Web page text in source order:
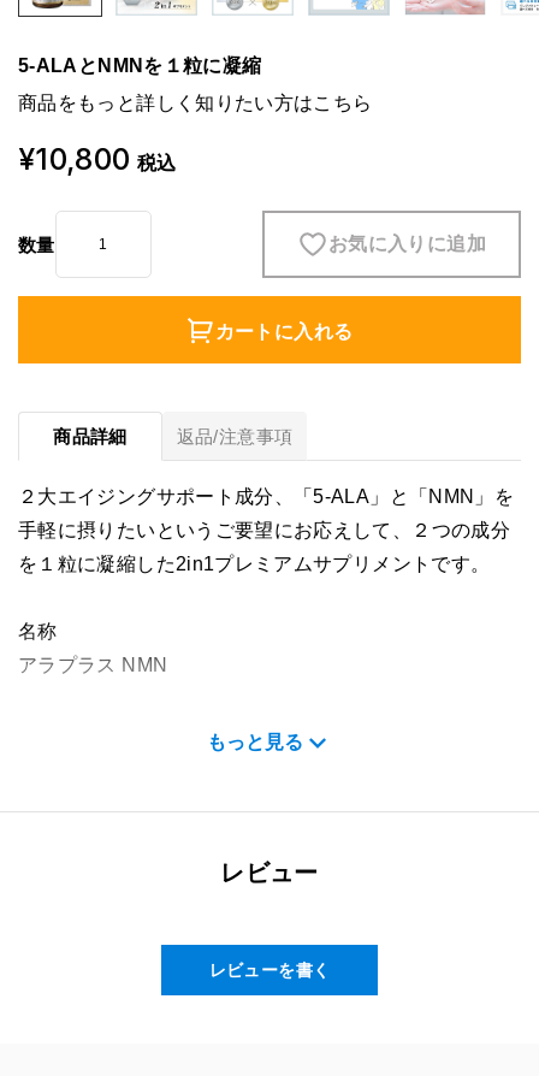
5-ALAとNMNを１粒に凝縮
商品をもっと詳しく知りたい方はこちら
¥10,800 税込
数量 お気に入りに追加
カートに入れる
商品詳細 返品/注意事項
２大エイジングサポート成分、「5-ALA」と「NMN」を
手軽に摂りたいというご要望にお応えして、２つの成分
を１粒に凝縮した2in1プレミアムサプリメントです。
名称
アラプラス NMN
栄養補給の食品として、1日1～2粒を目安に、水などと
1粒（330mg）当たり
もっと見る
レビュー
レビューを書く